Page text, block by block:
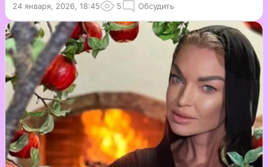
24 января, 2026, 18:45 5 Обсудить